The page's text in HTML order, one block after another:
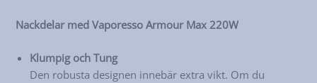
Nackdelar med Vaporesso Armour Max 220W
Klumpig och Tung
Den robusta designen innebär extra vikt. Om du